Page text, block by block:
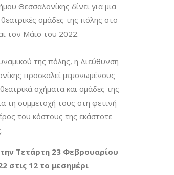
Θεσσαλονίκης δίνει για μια
ομάδες της πόλης στο
τον Μάιο του 2022.
της πόλης, η Διεύθυνση
προσκαλεί μεμονωμένους
σχήματα και ομάδες της
τη συμμετοχή τους στη φετινή
του κόστους της εκάστοτε
Τετάρτη 23 Φεβρουαρίου
στις 12 το μεσημέρι